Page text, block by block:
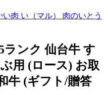
肉 い（マル） 肉のいとう
ランク 仙台牛 す
用 (ロース) お取
牛 (ギフト/贈答